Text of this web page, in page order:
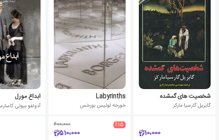
شخصیت های گمشده
گابریل گارسیا مارکز
10،000
Labyrinths
خورخه لوئیس بورخس
٪15 600،000
510،000
ابداع مورل
آدولفو بیوئی